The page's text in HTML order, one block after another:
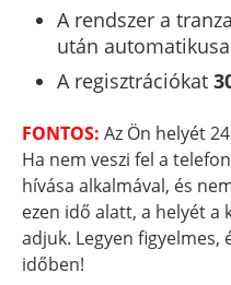
A rendszer a
után
A regisztrációkat
FONTOS: Az Ön helyét
Ha nem veszi fel a
hívása alkalmával, és
ezen idő alatt, a helyét a
adjuk. Legyen
időben!